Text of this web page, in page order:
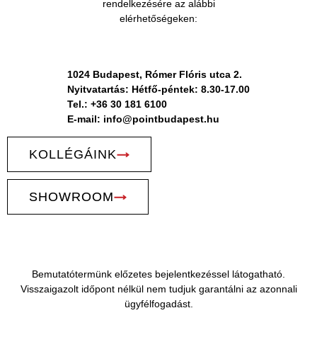
rendelkezésére az alábbi
elérhetőségeken:
1024 Budapest, Rómer Flóris utca 2.
Nyitvatartás: Hétfő-péntek: 8.30-17.00
Tel.: +36 30 181 6100
E-mail: info@pointbudapest.hu
KOLLÉGÁINK
SHOWROOM
Bemutatótermünk előzetes bejelentkezéssel látogatható.
Visszaigazolt időpont nélkül nem tudjuk garantálni az azonnali
ügyfélfogadást.